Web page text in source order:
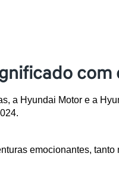
a Hyundai Motor e a
emocionantes,